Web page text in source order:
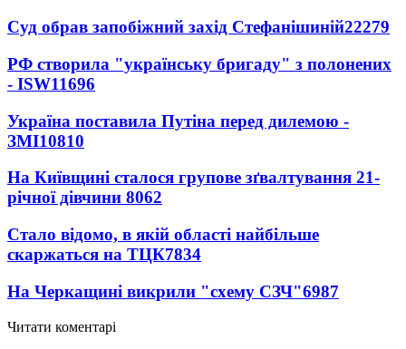
Суд обрав запобіжний захід Стефанішиній22279
РФ створила "українську бригаду" з полонених
- ISW11696
Україна поставила Путіна перед дилемою -
ЗМІ10810
На Київщині сталося групове зґвалтування 21-
річної дівчини 8062
Стало відомо, в якій області найбільше
скаржаться на ТЦК7834
На Черкащині викрили "схему СЗЧ"6987
Читати коментарі